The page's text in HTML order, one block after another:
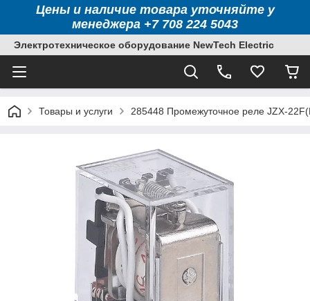
Цены и наличие товара уточняйте у
менеджера +7 708 224 5043
Электротехническое оборудование NewTech Electric
Товары и услуги 285448 Промежуточное реле JZX-